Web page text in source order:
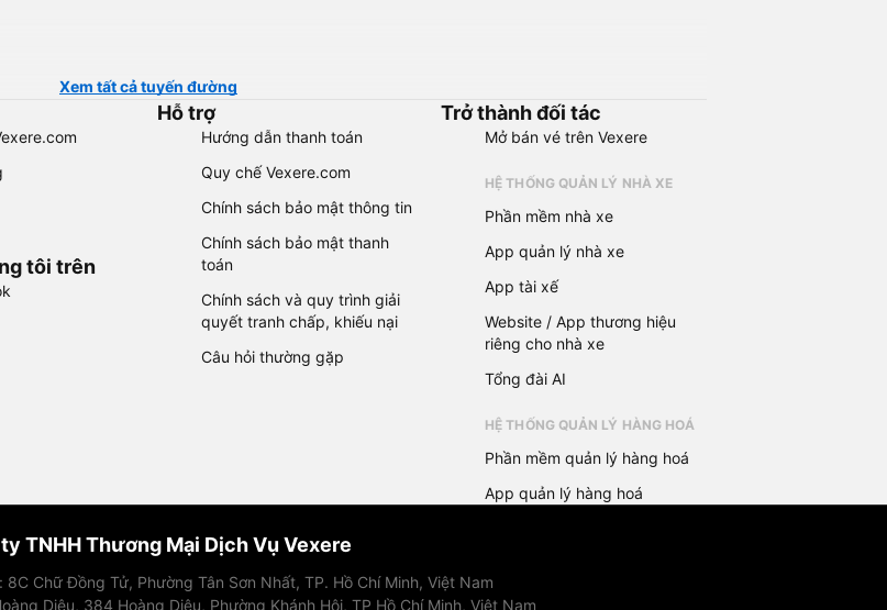
Xem tất cả tuyến đường
tôi trên
Hỗ trợ
Hướng dẫn thanh toán
Quy chế Vexere.com
Chính sách bảo mật thông tin
Chính sách bảo mật thanh
toán
Chính sách và quy trình giải
quyết tranh chấp, khiếu nại
Câu hỏi thường gặp
Trở thành đối tác
Mở bán vé trên Vexere
HỆ THỐNG QUẢN LÝ NHÀ XE
Phần mềm nhà xe
App quản lý nhà xe
App tài xế
Website / App thương hiệu
riêng cho nhà xe
Tổng đài AI
HỆ THỐNG QUẢN LÝ HÀNG HOÁ
Phần mềm quản lý hàng hoá
App quản lý hàng hoá
TNHH Thương Mại Dịch Vụ Vexere
Chữ Đồng Tử, Phường Tân Sơn Nhất, TP. Hồ Chí Minh, Việt Nam
Diệu, 384 Hoàng Diệu, Phường Khánh Hội, TP Hồ Chí Minh, Việt Nam